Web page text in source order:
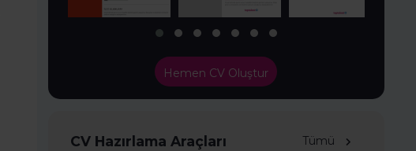
Hemen CV Oluştur
CV Hazırlama Araçları Tümü